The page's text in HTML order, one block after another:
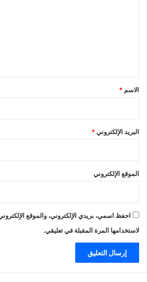
*
الاسم *
البريد الإلكتروني*
الموقع الإلكتروني
احفظ اسمي، بريدي الإلكتروني، والموقع
لاستخدامها المرة المقبلة في تعليقي.